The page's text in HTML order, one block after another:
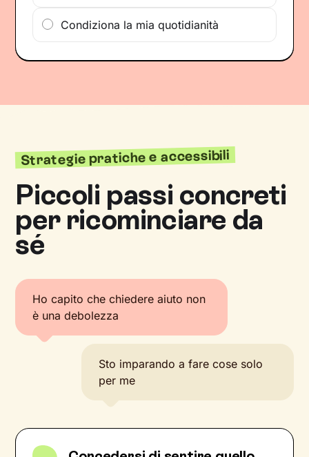
Condiziona la mia quotidianità
Strategie pratiche e accessibili
Piccoli passi concreti
per ricominciare da
sé
Ho capito che chiedere aiuto non
è una debolezza
Sto imparando a fare cose solo
per me